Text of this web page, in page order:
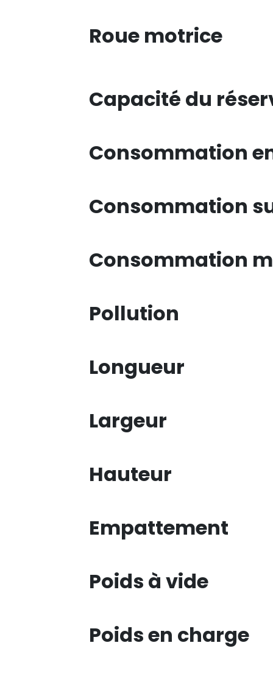
Roue motrice
Capacité du
Consommation
Consommation
Consommation
Pollution
Longueur
Largeur
Hauteur
Empattement
Poids à vide
Poids en charge